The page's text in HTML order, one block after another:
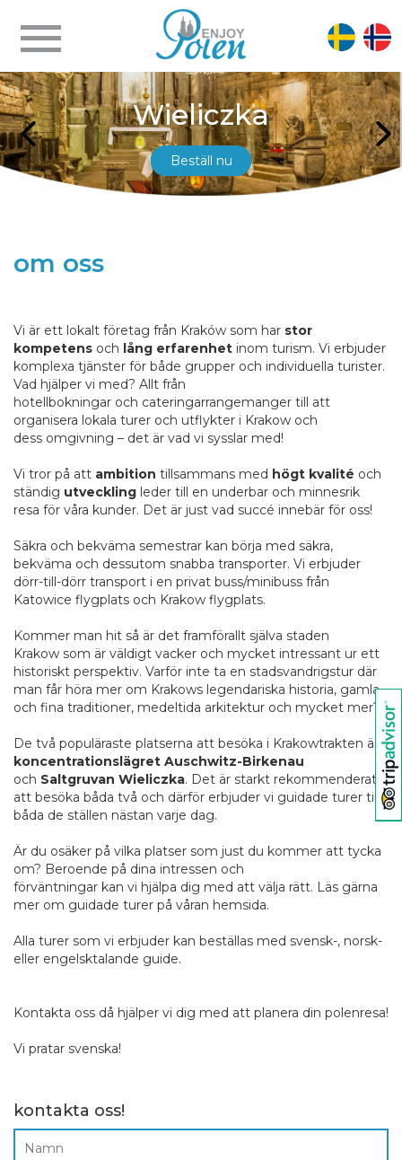
Wieliczka
Beställ nu
om oss
Vi är ett lokalt företag från Kraków som har stor
kompetens och lång erfarenhet inom turism. Vi erbjuder
komplexa tjänster för både grupper och individuella turister.
Vad hjälper vi med? Allt från
hotellbokningar och cateringarrangemanger till att
organisera lokala turer och utflykter i Krakow och
dess omgivning – det är vad vi sysslar med!
Vi tror på att ambition tillsammans med högt kvalité och
ständig utveckling leder till en underbar och minnesrik
resa för våra kunder. Det är just vad succé innebär för oss!
Säkra och bekväma semestrar kan börja med säkra,
bekväma och dessutom snabba transporter. Vi erbjuder
dörr-till-dörr transport i en privat buss/minibuss från
Katowice flygplats och Krakow flygplats.
Kommer man hit så är det framförallt själva staden
Krakow som är väldigt vacker och mycket intressant ur ett
historiskt perspektiv. Varför inte ta en stadsvandrigstur där
man får höra mer om Krakows legendariska historia, gamla
och fina traditioner, medeltida arkitektur och mycket mer?
De två populäraste platserna att besöka i Krakowtrakten är
koncentrationslägret Auschwitz-Birkenau
och Saltgruvan Wieliczka. Det är starkt rekommenderat
att besöka båda två och därför erbjuder vi guidade turer till
båda de ställen nästan varje dag.
Är du osäker på vilka platser som just du kommer att tycka
om? Beroende på dina intressen och
förväntningar kan vi hjälpa dig med att välja rätt. Läs gärna
mer om guidade turer på våran hemsida.
Alla turer som vi erbjuder kan beställas med svensk-, norsk-
eller engelsktalande guide.
Kontakta oss då hjälper vi dig med att planera din polenresa!
Vi pratar svenska!
kontakta oss!